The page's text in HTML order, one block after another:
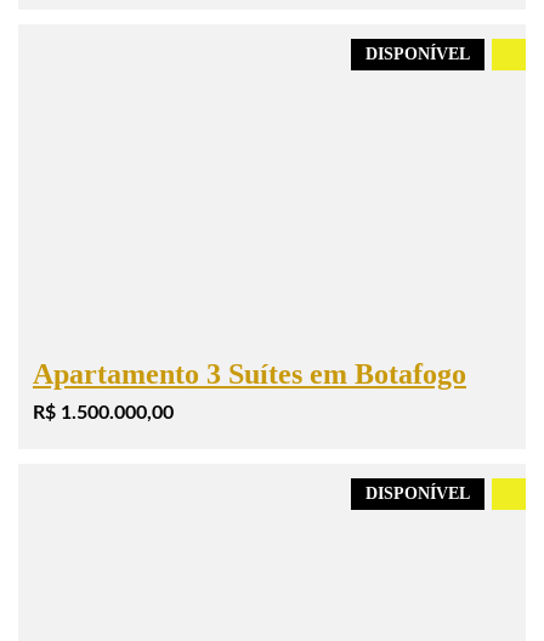
DISPONÍVEL
Apartamento 3 Suítes em Botafogo
R$ 1.500.000,00
DISPONÍVEL